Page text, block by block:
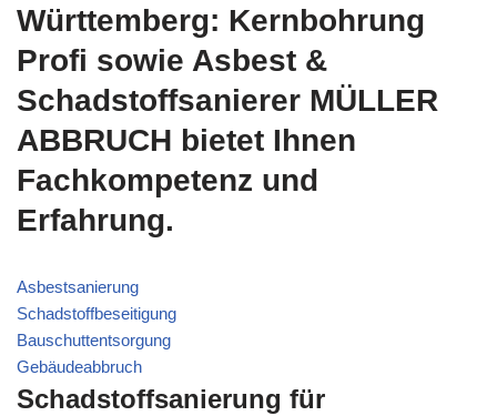
Württemberg: Kernbohrung
Profi sowie Asbest &
Schadstoffsanierer MÜLLER
ABBRUCH bietet Ihnen
Fachkompetenz und
Erfahrung.
Asbestsanierung
Schadstoffbeseitigung
Bauschuttentsorgung
Gebäudeabbruch
Schadstoffsanierung für